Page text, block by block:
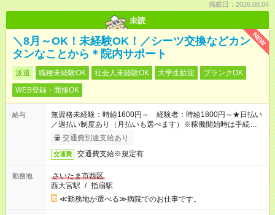
掲載日：2026.08.04
未読
NEW
＼8月～OK！未経験OK！／シーツ交換などカン
タンなことから＊院内サポート
派遣 職種未経験OK 社会人未経験OK 大学生歓迎
ブランクOK
WEB登録・面接OK
給与
無資格未経験：時給1600円～ 経験者：時給1800円～★日払い
／週払い制度あり（月払いも選べます）※稼働開始時は手続き完
了次第のお支払いとなります。
交通費別途支給あり
交通費 交通費支給※規定有
勤務地
さいたま市西区
西大宮駅 / 指扇駅
≪勤務地が選べる≫病院でのお仕事です。